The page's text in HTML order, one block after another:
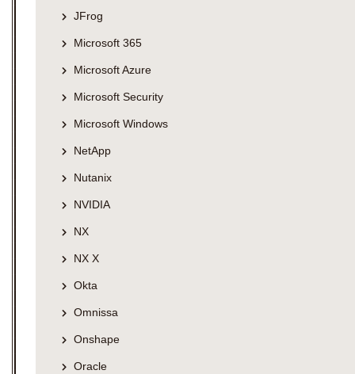
JFrog
Microsoft 365
Microsoft Azure
Microsoft Security
Microsoft Windows
NetApp
Nutanix
NVIDIA
NX
NX X
Okta
Omnissa
Onshape
Oracle